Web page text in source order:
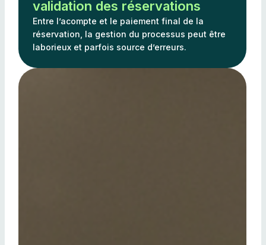
validation des réservations
Entre l’acompte et le paiement final de la
réservation, la gestion du processus peut être
laborieux et parfois source d’erreurs.